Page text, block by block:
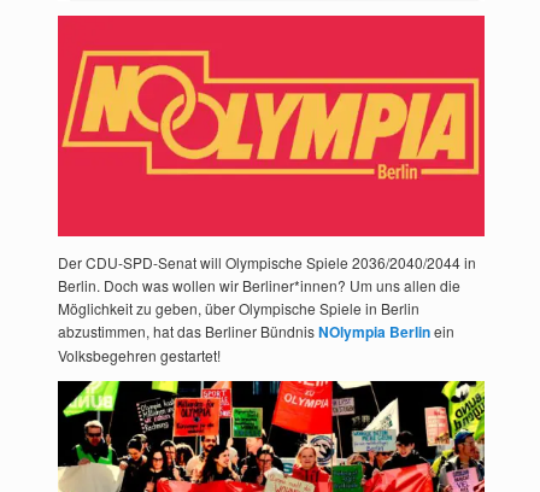
Der CDU-SPD-Senat will Olympische Spiele 2036/2040/2044 in
Berlin. Doch was wollen wir Berliner*innen? Um uns allen die
Möglichkeit zu geben, über Olympische Spiele in Berlin
abzustimmen, hat das Berliner BündnisNOlympia Berlinein
Volksbegehren gestartet!